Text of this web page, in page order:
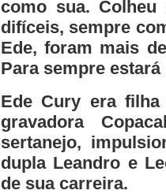
como sua.
difíceis, sempre
Ede, foram mais
Para sempre
Ede Cury era
gravadora
sertanejo,
dupla Leandro e
de sua carreira.